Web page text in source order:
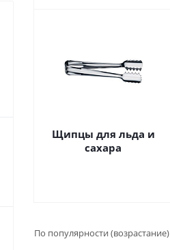
Щипцы для льда и
сахара
По популярности (возрастание)